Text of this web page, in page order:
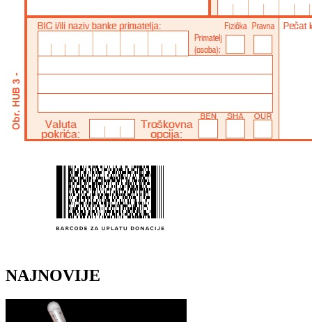
NAJNOVIJE